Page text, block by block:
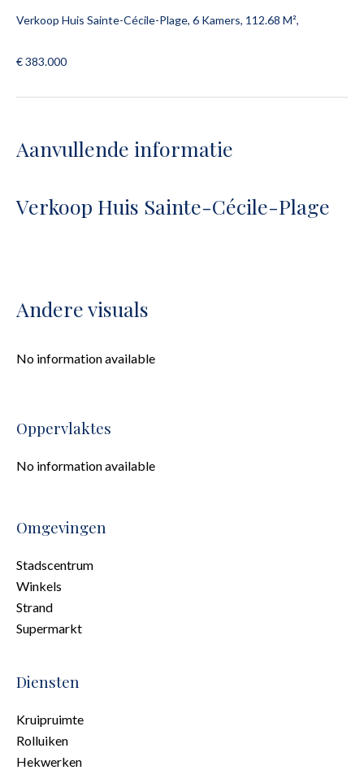
Verkoop Huis Sainte-Cécile-Plage, 6 Kamers, 112.68 M²,
€ 383.000
Aanvullende informatie
Verkoop Huis Sainte-Cécile-Plage
Andere visuals
No information available
Oppervlaktes
No information available
Omgevingen
Stadscentrum
Winkels
Strand
Supermarkt
Diensten
Kruipruimte
Rolluiken
Hekwerken